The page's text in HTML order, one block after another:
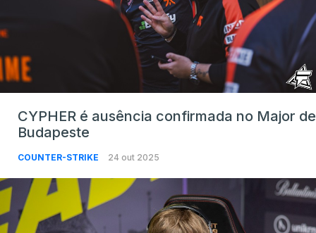
CYPHER é ausência confirmada no Major de
Budapeste
COUNTER-STRIKE 24 out 2025